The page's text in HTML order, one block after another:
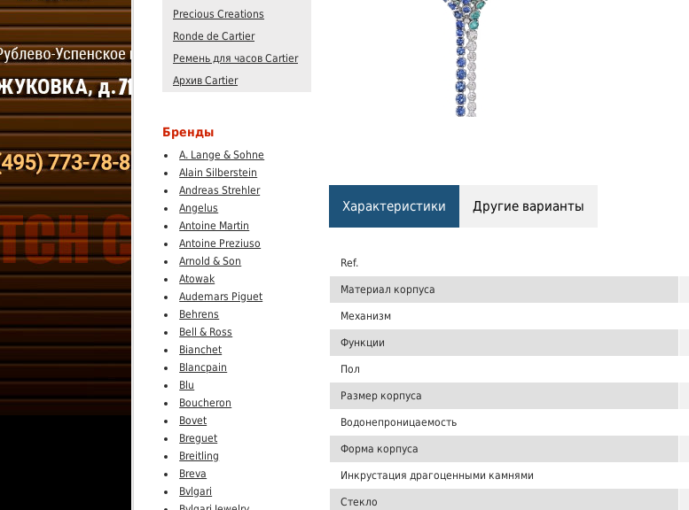
Precious Creations
Ronde de Cartier
Ремень для часов Cartier
Архив Cartier
Бренды
A. Lange & Sohne
Alain Silberstein
Andreas Strehler
Angelus
Antoine Martin
Antoine Preziuso
Arnold & Son
Atowak
Audemars Piguet
Behrens
Bell & Ross
Bianchet
Blancpain
Blu
Boucheron
Bovet
Breguet
Breitling
Breva
Bvlgari
Характеристики Другие варианты
Ref.
Материал корпуса
Механизм
Функции
Пол
Размер корпуса
Водонепроницаемость
Форма корпуса
Инкрустация драгоценными камнями
Стекло